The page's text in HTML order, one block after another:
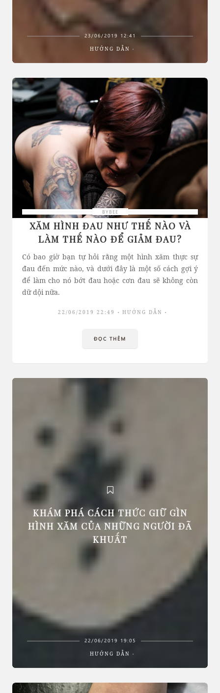
23/06/2019 12:41
HƯỚNG DẪN
BYBEE
XĂM HÌNH ĐAU NHƯ THẾ NÀO VÀ
LÀM THẾ NÀO ĐỂ GIẢM ĐAU?
Có bao giờ bạn tự hỏi rằng một hình xăm thực sự
đau đến mức nào, và dưới đây là một số cách gợi ý
để làm cho nó bớt đau hoặc cơn đau sẽ không còn
dữ dội nữa.
22/06/2019 22:49 HƯỚNG DẪN
ĐỌC THÊM
KHÁM PHÁ CÁCH THỨC GIỮ GÌN
HÌNH XĂM CỦA NHỮNG NGƯỜI ĐÃ
KHUẤT
22/06/2019 19:05
HƯỚNG DẪN